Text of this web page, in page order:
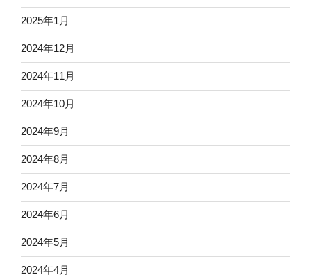
2025年1月
2024年12月
2024年11月
2024年10月
2024年9月
2024年8月
2024年7月
2024年6月
2024年5月
2024年4月